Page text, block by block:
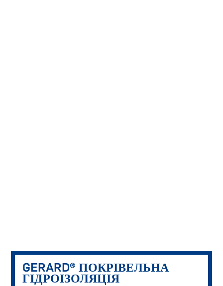
GERARD® ПОКРІВЕЛЬНА
ГІДРОІЗОЛЯЦІЯ